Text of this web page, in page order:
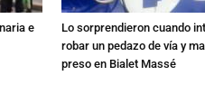
e
Lo sorprendieron cuando
robar un pedazo de vía y
preso en Bialet Massé